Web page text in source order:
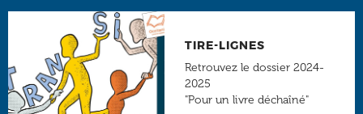
TIRE-LIGNES
Retrouvez le dossier 2024-
2025
"Pour un livre déchaîné"